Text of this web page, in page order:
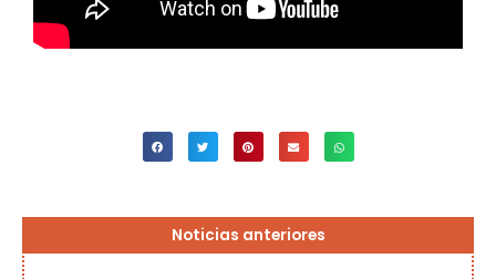
Noticias anteriores
Página
PáginaPáginaPágina
Página